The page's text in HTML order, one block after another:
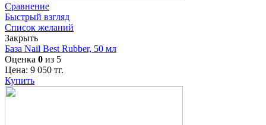
Сравнение
Быстрый взгляд
Список желаний
Закрыть
База Nail Best Rubber, 50 мл
Оценка 0 из 5
Цена: 9 050 тг.
Купить